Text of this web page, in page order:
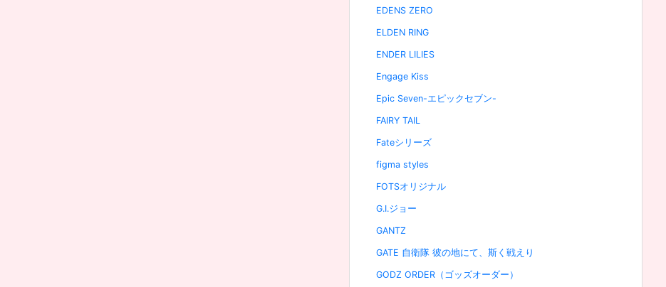
EDENS ZERO
ELDEN RING
ENDER LILIES
Engage Kiss
Epic Seven-エピックセブン-
FAIRY TAIL
Fateシリーズ
figma styles
FOTSオリジナル
G.I.ジョー
GANTZ
GATE 自衛隊 彼の地にて、斯く戦えり
GODZ ORDER（ゴッズオーダー）